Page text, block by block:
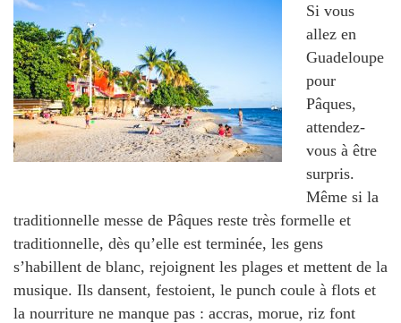
Si vous
allez en
Guadeloupe
pour
Pâques,
attendez-
vous à être
surpris.
Même si la
traditionnelle messe de Pâques reste très formelle et
traditionnelle, dès qu’elle est terminée, les gens
s’habillent de blanc, rejoignent les plages et mettent de la
musique. Ils dansent, festoient, le punch coule à flots et
la nourriture ne manque pas : accras, morue, riz font